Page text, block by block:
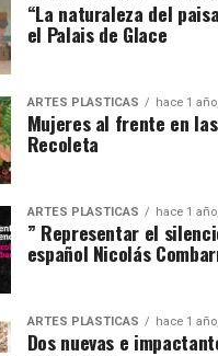
“La naturaleza del
el Palais de Glace
ARTES PLÁSTICAS hace 1 año,
Mujeres al frente en
Recoleta
ARTES PLÁSTICAS hace 1 año,
” Representar el
español Nicolás
ARTES PLÁSTICAS hace 1 año,
Dos nuevas e